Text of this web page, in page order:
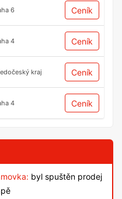
6 Ceník
4 Ceník
kraj Ceník
4 Ceník
byl spuštěn prodej